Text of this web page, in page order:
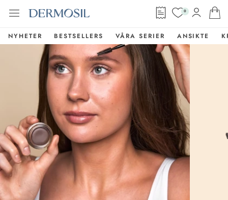
0
NYHETER BESTSELLERS VÅRA SERIER ANSIKTE